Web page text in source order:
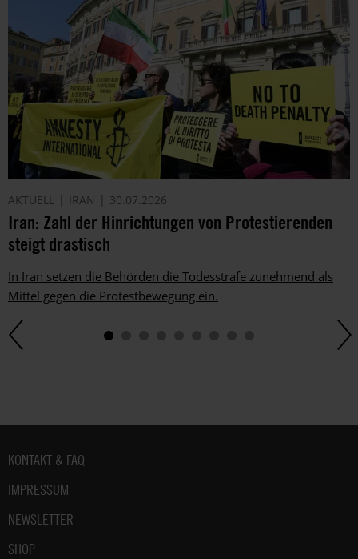
AKTUELL IRAN 30.07.2026
Iran: Zahl der Hinrichtungen von Protestierenden
steigt drastisch
In Iran setzen die Behörden die Todesstrafe zunehmend als
Mittel gegen die Protestbewegung ein.
Fußbereich
KONTAKT & FAQ
IMPRESSUM
NEWSLETTER
SHOP